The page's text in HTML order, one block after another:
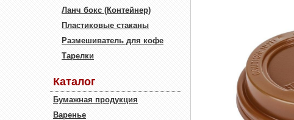
Ланч бокс (Контейнер)
Пластиковые стаканы
Размешиватель для кофе
Тарелки
Каталог
Бумажная продукция
Варенье